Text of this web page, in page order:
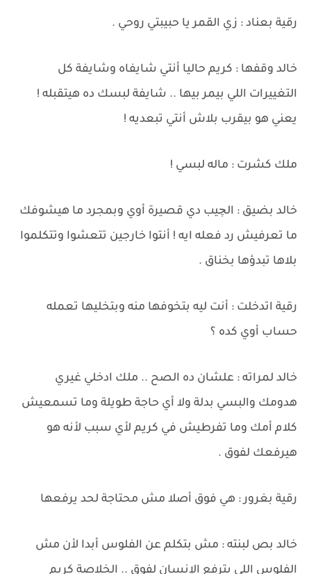
رقية بعناد : زي القمر يا حبيبتي روحي .
خالد وقفها : كريم حاليا أنتي شايفاه وشايفة كل
التغييرات اللي بيمر بيها .. شايفة لبسك ده هيتقبله !
يعني هو بيقرب بلاش أنتي تبعديه !
ملك كشرت : ماله لبسي !
خالد بضيق : الچيب دي قصيرة أوي وبمجرد ما هيشوفك
ما تعرفيش رد فعله ايه ! أنتوا خارجين تتعشوا وتتكلموا
بلاها تبدؤها بخناق .
رقية اتدخلت : أنت ليه بتخوفها منه وبتخليها تعمله
حساب أوي كده ؟
خالد لمراته : علشان ده الصح .. ملك ادخلي غيري
هدومك والبسي بدلة ولا أي حاجة طويلة وما تسمعيش
كلام أمك وما تفرطيش في كريم لأي سبب لأنه هو
هيرفعك لفوق .
رقية بغرور : هي فوق أصلا مش محتاجة لحد يرفعها
خالد بص لبنته : مش بتكلم عن الفلوس أبدا لأن مش
الفلوس اللي بترفع الإنسان لفوق .. الخلاصة كريم